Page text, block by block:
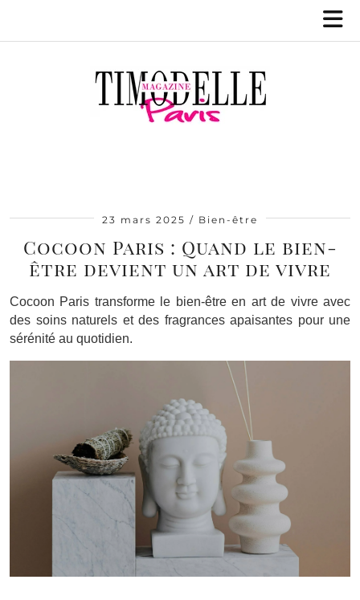
23 mars 2025 Bien-être
Cocoon Paris : Quand le bien-
être devient un art de vivre
Cocoon Paris transforme le bien-être en art de vivre avec
des soins naturels et des fragrances apaisantes pour une
sérénité au quotidien.